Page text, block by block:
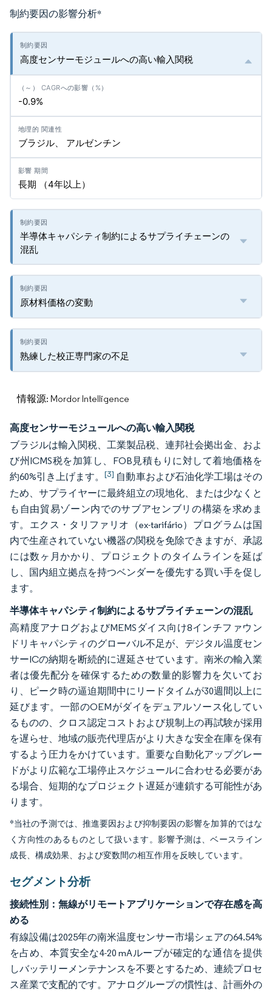
制約要因の影響分析*
高度センサーモジュールへの高い輸入関税
-0.9%
ブラジル、 アルゼンチン
長期 （4年以上）
半導体キャパシティ制約によるサプライチェーンの
混乱
原材料価格の変動
熟練した校正専門家の不足
情報源: Mordor Intelligence
高度センサーモジュールへの高い輸入関税
ブラジルは輸入関税、工業製品税、連邦社会拠出金、およ
び州ICMS税を加算し、FOB見積もりに対して着地価格を
約60%引き上げます。[3] 自動車および石油化学工場はその
ため、サプライヤーに最終組立の現地化、または少なくと
も自由貿易ゾーン内でのサブアセンブリの構築を求めま
す。エクス・タリファリオ（ex-tarifário）プログラムは国
内で生産されていない機器の関税を免除できますが、承認
には数ヶ月かかり、プロジェクトのタイムラインを延ば
し、国内組立拠点を持つベンダーを優先する買い手を促し
ます。
半導体キャパシティ制約によるサプライチェーンの混乱
高精度アナログおよびMEMSダイス向け8インチファウン
ドリキャパシティのグローバル不足が、デジタル温度セン
サーICの納期を断続的に遅延させています。南米の輸入業
者は優先配分を確保するための数量的影響力を欠いてお
り、ピーク時の逼迫期間中にリードタイムが30週間以上に
延びます。一部のOEMがダイをデュアルソース化してい
るものの、クロス認定コストおよび規制上の再試験が採用
を遅らせ、地域の販売代理店がより大きな安全在庫を保有
するよう圧力をかけています。重要な自動化アップグレー
ドがより広範な工場停止スケジュールに合わせる必要があ
る場合、短期的なプロジェクト遅延が連鎖する可能性があ
ります。
*当社の予測では、推進要因および抑制要因の影響を加算的ではな
く方向性のあるものとして扱います。影響予測は、ベースライン
成長、構成効果、および変数間の相互作用を反映しています。
セグメント分析
接続性別：無線がリモートアプリケーションで存在感を高
める
有線設備は2025年の南米温度センサー市場シェアの64.54%
を占め、本質安全な4-20 mAループが確定的な通信を提供
しバッテリーメンテナンスを不要とするため、連続プロセ
ス産業で支配的です。アナログループの慣性は、計画外の